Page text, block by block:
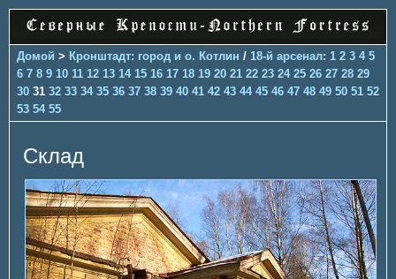
Домой > Кронштадт: город и о. Котлин / 18-й арсенал: 1 2 3 4 5
6 7 8 9 10 11 12 13 14 15 16 17 18 19 20 21 22 23 24 25 26 27 28 29
30 31 32 33 34 35 36 37 38 39 40 41 42 43 44 45 46 47 48 49 50 51 52
53 54 55
Склад